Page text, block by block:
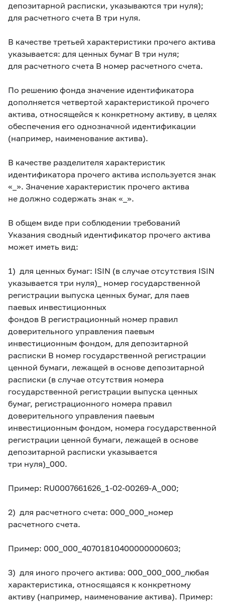
депозитарной расписки, указываются три нуля);
для расчетного счета В три нуля.
В качестве третьей характеристики прочего актива
указывается: для ценных бумаг В три нуля;
для расчетного счета В номер расчетного счета.
По решению фонда значение идентификатора
дополняется четвертой характеристикой прочего
актива, относящейся к конкретному активу, в целях
обеспечения его однозначной идентификации
(например, наименование актива).
В качестве разделителя характеристик
идентификатора прочего актива используется знак
«_». Значение характеристик прочего актива
не должно содержать знак «_».
В общем виде при соблюдении требований
Указания сводный идентификатор прочего актива
может иметь вид:
1) для ценных бумаг: ISIN (в случае отсутствия ISIN
указывается три нуля)_ номер государственной
регистрации выпуска ценных бумаг, для паев
паевых инвестиционных
фондов В регистрационный номер правил
доверительного управления паевым
инвестиционным фондом, для депозитарной
расписки В номер государственной регистрации
ценной бумаги, лежащей в основе депозитарной
расписки (в случае отсутствия номера
государственной регистрации выпуска ценных
бумаг, регистрационного номера правил
доверительного управления паевым
инвестиционным фондом, номера государственной
регистрации ценной бумаги, лежащей в основе
депозитарной расписки указывается
три нуля)_000.
Пример: RU0007661626_1-02-00269-A_000;
2) для расчетного счета: 000_000_номер
расчетного счета.
Пример: 000_000_40701810400000000603;
3) для иного прочего актива: 000_000_000_любая
характеристика, относящаяся к конкретному
активу (например, наименование актива). Пример: